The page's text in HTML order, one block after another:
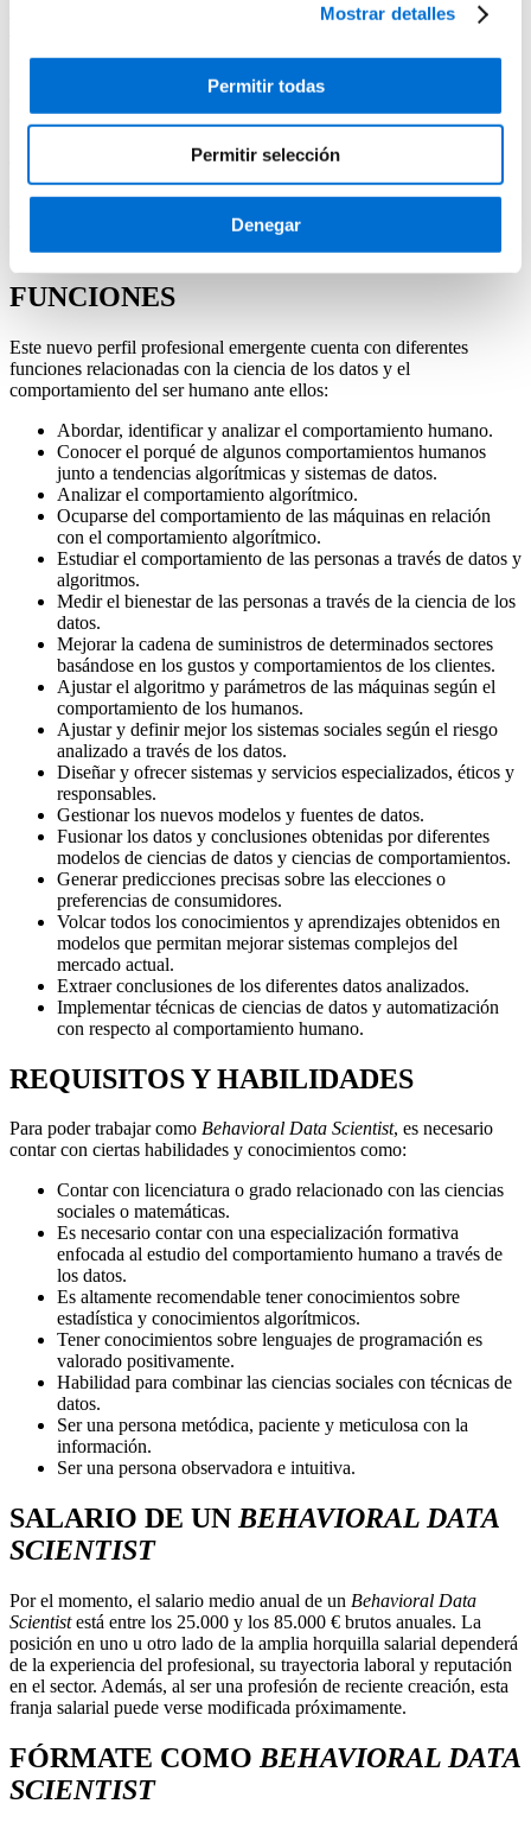
Mostrar detalles
Permitir todas
Permitir selección
Denegar
Descubre cómo convertirte en behavioral data scientist de la mano
emergente cuya creación se ha producido en los últimos años como
consecuencia de diferentes avances e innovaciones tecnológicas. Es
un perfil profesional en el que se combinan ramas de la psicología o
de la sociología con enfoques estadísticos, matemáticos y
relacionados con la ingeniería de datos.
FUNCIONES
Este nuevo perfil profesional emergente cuenta con diferentes
funciones relacionadas con la ciencia de los datos y el
comportamiento del ser humano ante ellos:
Abordar, identificar y analizar el comportamiento humano.
Conocer el porqué de algunos comportamientos humanos
junto a tendencias algorítmicas y sistemas de datos.
Analizar el comportamiento algorítmico.
Ocuparse del comportamiento de las máquinas en relación
con el comportamiento algorítmico.
Estudiar el comportamiento de las personas a través de datos y
algoritmos.
Medir el bienestar de las personas a través de la ciencia de los
datos.
Mejorar la cadena de suministros de determinados sectores
basándose en los gustos y comportamientos de los clientes.
Ajustar el algoritmo y parámetros de las máquinas según el
comportamiento de los humanos.
Ajustar y definir mejor los sistemas sociales según el riesgo
analizado a través de los datos.
Diseñar y ofrecer sistemas y servicios especializados, éticos y
responsables.
Gestionar los nuevos modelos y fuentes de datos.
Fusionar los datos y conclusiones obtenidas por diferentes
modelos de ciencias de datos y ciencias de comportamientos.
Generar predicciones precisas sobre las elecciones o
preferencias de consumidores.
Volcar todos los conocimientos y aprendizajes obtenidos en
modelos que permitan mejorar sistemas complejos del
mercado actual.
Extraer conclusiones de los diferentes datos analizados.
Implementar técnicas de ciencias de datos y automatización
con respecto al comportamiento humano.
REQUISITOS Y HABILIDADES
Para poder trabajar como Behavioral Data Scientist, es necesario
contar con ciertas habilidades y conocimientos como:
Contar con licenciatura o grado relacionado con las ciencias
sociales o matemáticas.
Es necesario contar con una especialización formativa
enfocada al estudio del comportamiento humano a través de
los datos.
Es altamente recomendable tener conocimientos sobre
estadística y conocimientos algorítmicos.
Tener conocimientos sobre lenguajes de programación es
valorado positivamente.
Habilidad para combinar las ciencias sociales con técnicas de
datos.
Ser una persona metódica, paciente y meticulosa con la
información.
Ser una persona observadora e intuitiva.
SALARIO DE UNBEHAVIORAL DATA
SCIENTIST
Por el momento, el salario medio anual de un Behavioral Data
Scientistestá entre los 25.000 y los 85.000 € brutos anuales. La
posición en uno u otro lado de la amplia horquilla salarial dependerá
de la experiencia del profesional, su trayectoria laboral y reputación
en el sector. Además, al ser una profesión de reciente creación, esta
franja salarial puede verse modificada próximamente.
FÓRMATE COMO BEHAVIORAL DATA
SCIENTIST